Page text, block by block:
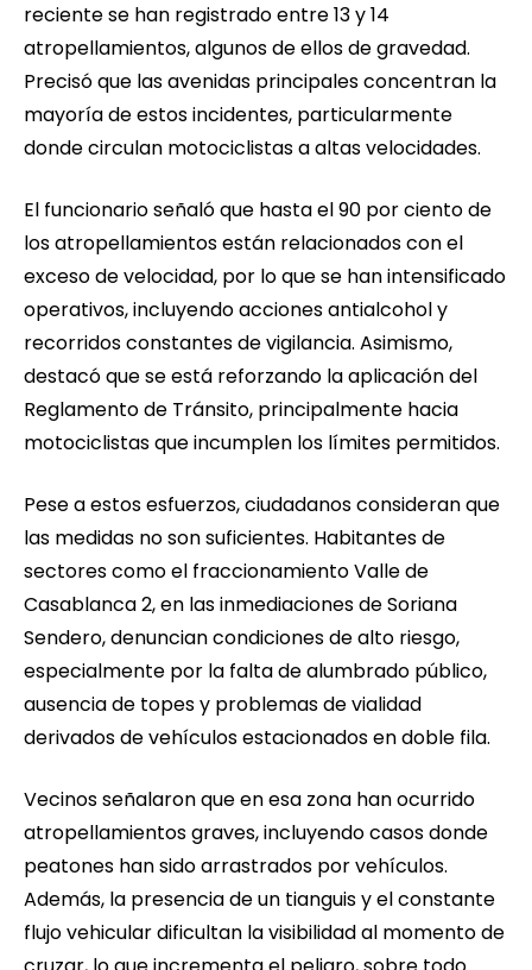
reciente se han registrado entre 13 y 14
atropellamientos, algunos de ellos de gravedad.
Precisó que las avenidas principales concentran la
mayoría de estos incidentes, particularmente
donde circulan motociclistas a altas velocidades.
El funcionario señaló que hasta el 90 por ciento de
los atropellamientos están relacionados con el
exceso de velocidad, por lo que se han intensificado
operativos, incluyendo acciones antialcohol y
recorridos constantes de vigilancia. Asimismo,
destacó que se está reforzando la aplicación del
Reglamento de Tránsito, principalmente hacia
motociclistas que incumplen los límites permitidos.
Pese a estos esfuerzos, ciudadanos consideran que
las medidas no son suficientes. Habitantes de
sectores como el fraccionamiento Valle de
Casablanca 2, en las inmediaciones de Soriana
Sendero, denuncian condiciones de alto riesgo,
especialmente por la falta de alumbrado público,
ausencia de topes y problemas de vialidad
derivados de vehículos estacionados en doble fila.
Vecinos señalaron que en esa zona han ocurrido
atropellamientos graves, incluyendo casos donde
peatones han sido arrastrados por vehículos.
Además, la presencia de un tianguis y el constante
flujo vehicular dificultan la visibilidad al momento de